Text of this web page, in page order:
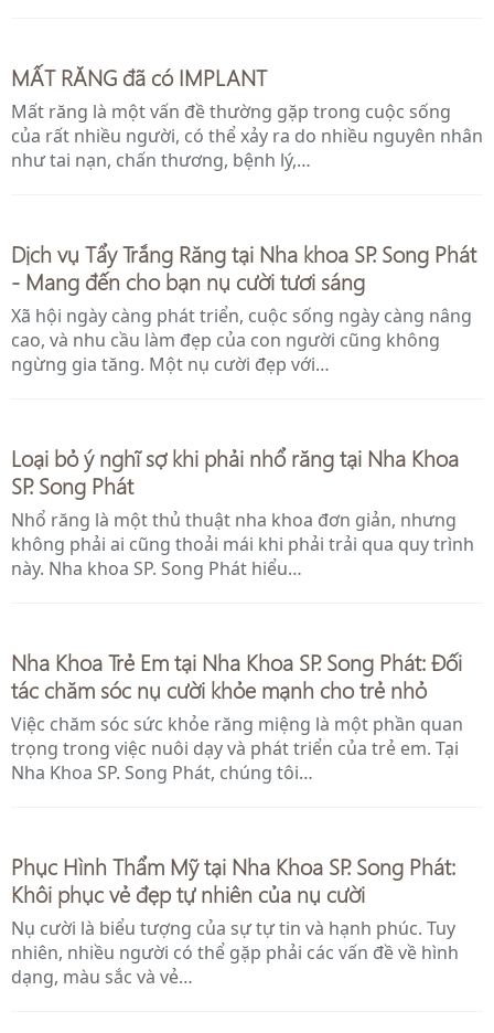
MẤT RĂNG đã có IMPLANT
Mất răng là một vấn đề thường gặp trong cuộc sống
của rất nhiều người, có thể xảy ra do nhiều nguyên nhân
như tai nạn, chấn thương, bệnh lý,…
Dịch vụ Tẩy Trắng Răng tại Nha khoa SP. Song Phát
- Mang đến cho bạn nụ cười tươi sáng
Xã hội ngày càng phát triển, cuộc sống ngày càng nâng
cao, và nhu cầu làm đẹp của con người cũng không
ngừng gia tăng. Một nụ cười đẹp với…
Loại bỏ ý nghĩ sợ khi phải nhổ răng tại Nha Khoa
SP. Song Phát
Nhổ răng là một thủ thuật nha khoa đơn giản, nhưng
không phải ai cũng thoải mái khi phải trải qua quy trình
này. Nha khoa SP. Song Phát hiểu…
Nha Khoa Trẻ Em tại Nha Khoa SP. Song Phát: Đối
tác chăm sóc nụ cười khỏe mạnh cho trẻ nhỏ
Việc chăm sóc sức khỏe răng miệng là một phần quan
trọng trong việc nuôi dạy và phát triển của trẻ em. Tại
Nha Khoa SP. Song Phát, chúng tôi…
Phục Hình Thẩm Mỹ tại Nha Khoa SP. Song Phát:
Khôi phục vẻ đẹp tự nhiên của nụ cười
Nụ cười là biểu tượng của sự tự tin và hạnh phúc. Tuy
nhiên, nhiều người có thể gặp phải các vấn đề về hình
dạng, màu sắc và vẻ…